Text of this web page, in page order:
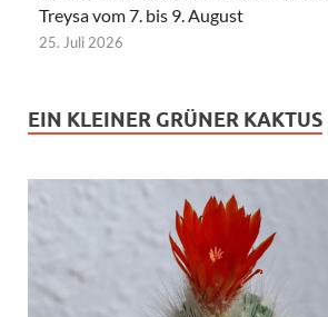
Treysa vom 7. bis 9. August
25. Juli 2026
EIN KLEINER GRÜNER KAKTUS